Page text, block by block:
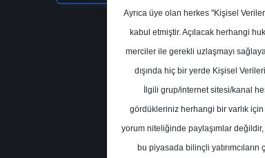
Ayrıca üye olan herkes "Kişisel
kabul etmiştir. Açılacak herhangi
merciler ile gerekli uzlaşmayı
dışında hiç bir yerde Kişisel
İlgili grup/internet sitesi/kanal
gördükleriniz herhangi bir varlık
yorum niteliğinde paylaşımlar değildir,
bu piyasada bilinçli yatırımcıların